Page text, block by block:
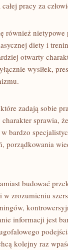
pracy za
nietypowe
diety i
otwarty
wysiłek,
zadają sobie
sprawia,
bardzo
porządkowania
budować
zrozumieniu
informacji jest
kolejny raz